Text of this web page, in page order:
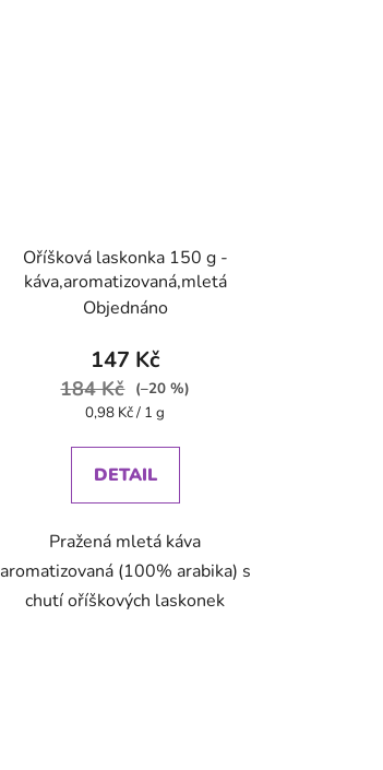
Oříšková laskonka 150 g -
káva,aromatizovaná,mletá
Objednáno
147 Kč
184 Kč (–20 %)
Měrná
0,98 Kč / 1 g
DETAIL
Pražená mletá káva
aromatizovaná (100% arabika) s
chutí oříškových laskonek